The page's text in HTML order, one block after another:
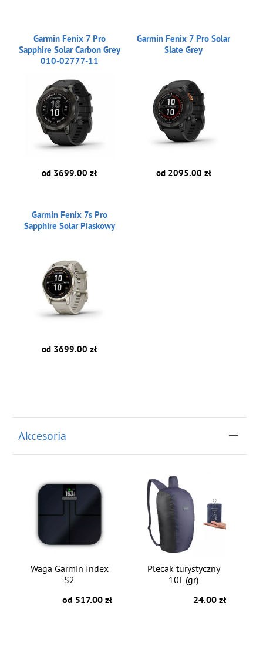
Garmin Fenix 7 Pro
Sapphire Solar Carbon Grey
010-02777-11
od 3699.00 zł
Garmin Fenix 7 Pro Solar
Slate Grey
od 2095.00 zł
Garmin Fenix 7s Pro
Sapphire Solar Piaskowy
od 3699.00 zł
Akcesoria
Waga Garmin Index
S2
od 517.00 zł
Plecak turystyczny
10L (gr)
24.00 zł